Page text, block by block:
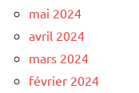
mai 2024
avril 2024
mars 2024
février 2024